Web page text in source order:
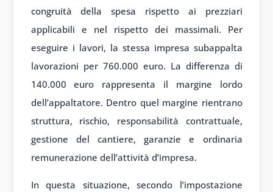
congruità della spesa rispetto ai prezziari
applicabili e nel rispetto dei massimali. Per
eseguire i lavori, la stessa impresa subappalta
lavorazioni per 760.000 euro. La differenza di
140.000 euro rappresenta il margine lordo
dell’appaltatore. Dentro quel margine rientrano
struttura, rischio, responsabilità contrattuale,
gestione del cantiere, garanzie e ordinaria
remunerazione dell’attività d’impresa.
In questa situazione, secondo l’impostazione